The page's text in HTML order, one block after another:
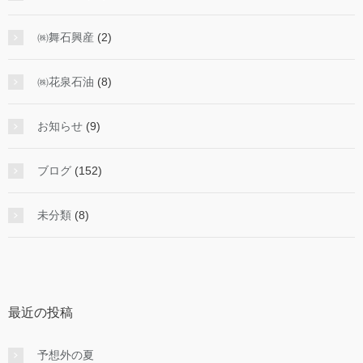
㈱舞石興産 (2)
㈱花泉石油 (8)
お知らせ (9)
ブログ (152)
未分類 (8)
最近の投稿
予想外の夏